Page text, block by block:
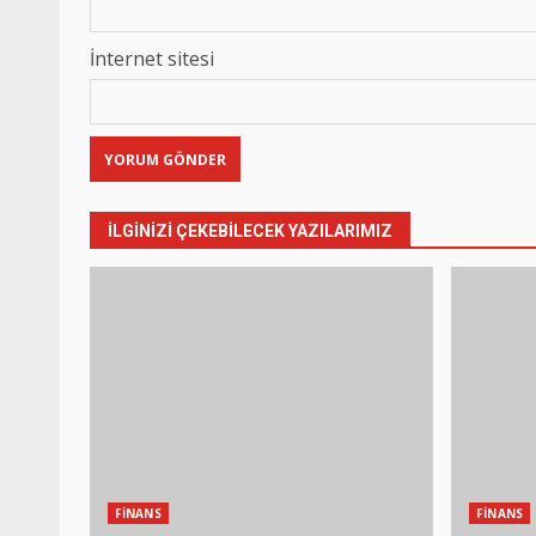
İnternet sitesi
İLGINIZI ÇEKEBILECEK YAZILARIMIZ
FİNANS FİNANS